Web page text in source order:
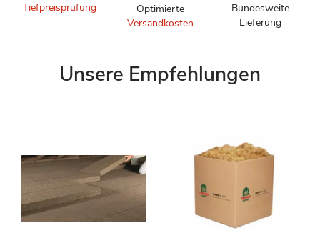
Tiefpreisprüfung
Optimierte
Versandkosten
Bundesweite
Lieferung
Unsere Empfehlungen